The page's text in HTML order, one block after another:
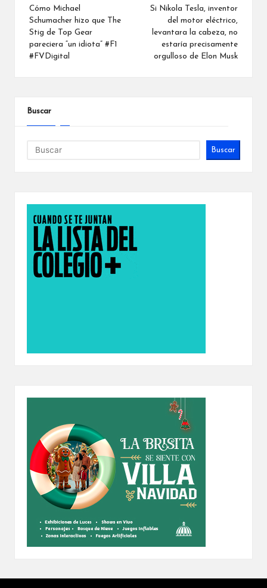
de
entradas
Cómo Michael
Schumacher hizo que The
Stig de Top Gear
pareciera “un idiota” #F1
#FVDigital
Si Nikola Tesla, inventor
del motor eléctrico,
levantara la cabeza, no
estaría precisamente
orgulloso de Elon Musk
Buscar
Buscar